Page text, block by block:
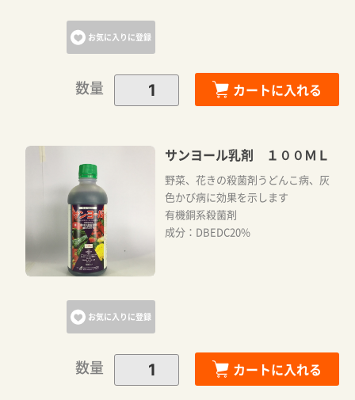
お気に入りに登録
数量 カートに入れる
お気に入りに登録
サンヨール乳剤 １００ＭＬ
野菜、花きの殺菌剤うどんこ病、灰
色かび病に効果を示します
有機銅系殺菌剤
成分：DBEDC20%
数量 カートに入れる